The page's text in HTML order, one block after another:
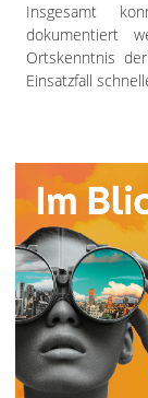
Insgesamt
dokumentiert
Ortskenntnis
Einsatzfall